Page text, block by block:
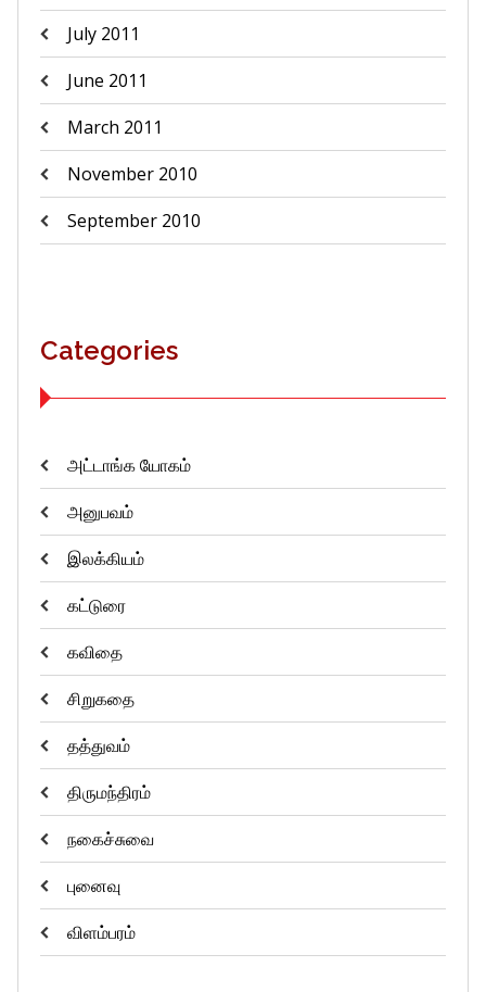
July 2011
June 2011
March 2011
November 2010
September 2010
Categories
அட்டாங்க யோகம்
அனுபவம்
இலக்கியம்
கட்டுரை
கவிதை
சிறுகதை
தத்துவம்
திருமந்திரம்
நகைச்சுவை
புனைவு
விளம்பரம்